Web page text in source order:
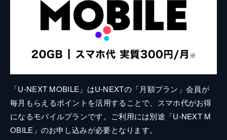
「U-NEXT MOBILE」はU-NEXTの「月額プラン」会員が
毎月もらえるポイントを活用することで、スマホ代がお得
になるモバイルプランです。ご利用には別途「U-NEXT M
OBILE」のお申し込みが必要となります。